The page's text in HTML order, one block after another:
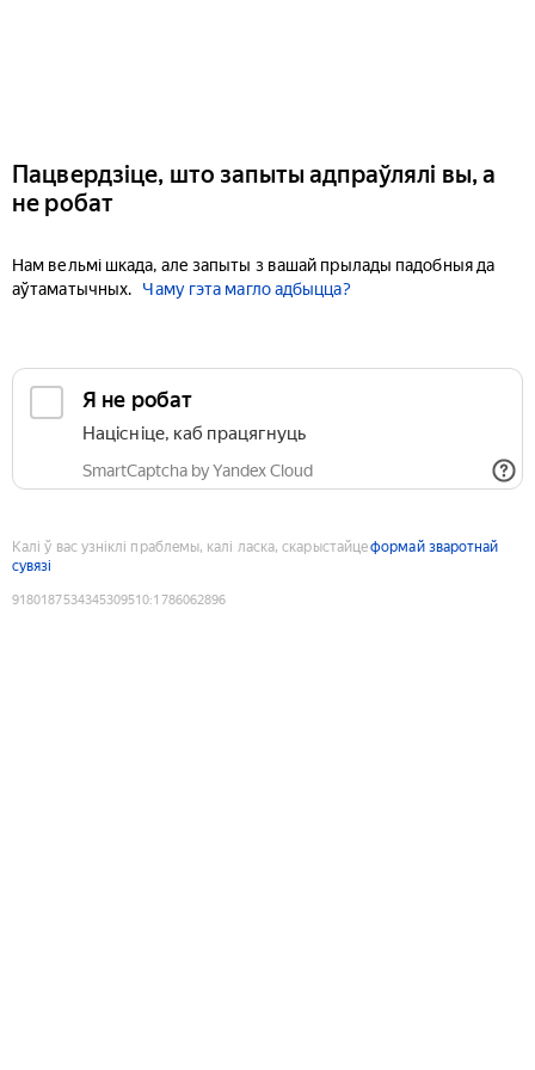
Пацвердзіце, што запыты адпраўлялі вы, а
не робат
Нам вельмі шкада, але запыты з вашай прылады падобныя да
аўтаматычных.
Чаму гэта магло адбыцца?
Я не робат
Націсніце, каб працягнуць
SmartCaptcha by Yandex Cloud
Калі ў вас узніклі праблемы, калі ласка, скарыстайцеформай зваротнай
сувязі
9180187534345309510:1786062896